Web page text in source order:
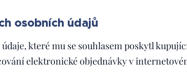
osobních údajů
které mu se souhlasem poskytl
elektronické objednávky v